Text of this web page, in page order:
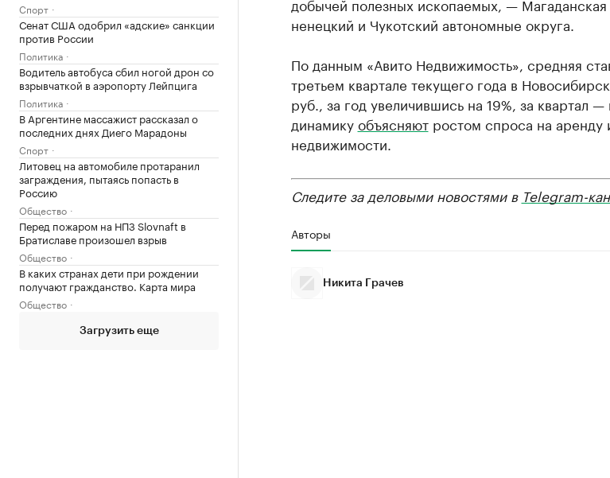
Спорт
Сенат США одобрил «адские» санкции
против России
Политика
Водитель автобуса сбил ногой дрон со
взрывчаткой в аэропорту Лейпцига
Политика
В Аргентине массажист рассказал о
последних днях Диего Марадоны
Спорт
Литовец на автомобиле протаранил
заграждения, пытаясь попасть в
Россию
Общество
Перед пожаром на НПЗ Slovnaft в
Братиславе произошел взрыв
Общество
В каких странах дети при рождении
получают гражданство. Карта мира
Общество
Загрузить еще
ненецкий и Чукотский автономные округа.
По данным «Авито Недвижимость», средняя
третьем квартале текущего года в
руб., за год увеличившись на 19%, за квартал
динамикуобъясняютростом спроса на аренду
недвижимости.
Следите за деловыми новостями в Telegram-
Авторы
Никита Грачев